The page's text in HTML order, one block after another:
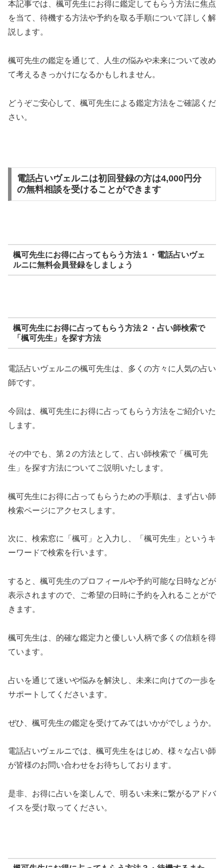
本記事では、楓可先生にお得に鑑定してもらう方法に焦点
を当て、待機する方法や予約を取る手順について詳しく解
説します。
楓可先生の鑑定を通じて、人生の悩みや未来について改め
て考えるきっかけになるかもしれません。
どうぞご安心して、楓可先生による鑑定方法をご確認くだ
さい。
電話占いヴェルニは初回登録の方は4,000円分
の無料相談を受けることができます
楓可先生にお得に占ってもらう方法１・電話占いヴェ
ルニに無料会員登録をしましょう
楓可先生にお得に占ってもらう方法２・占い師検索で
「楓可先生」を探す方法
電話占いヴェルニの楓可先生は、多くの方々に人気の占い
師です。
今回は、楓可先生にお得に占ってもらう方法をご紹介いた
します。
その中でも、第２の方法として、占い師検索で「楓可先
生」を探す方法についてご説明いたします。
楓可先生にお得に占ってもらうための手順は、まず占い師
検索ページにアクセスします。
次に、検索窓に「楓可」と入力し、「楓可先生」というキ
ーワードで検索を行います。
すると、楓可先生のプロフィールや予約可能な日時などが
表示されますので、ご希望の日時に予約を入れることがで
きます。
楓可先生は、的確な鑑定力と優しい人柄で多くの信頼を得
ています。
占いを通じて迷いや悩みを解決し、未来に向けての一歩を
サポートしてくださいます。
ぜひ、楓可先生の鑑定を受けてみてはいかがでしょうか。
電話占いヴェルニでは、楓可先生をはじめ、様々な占い師
が皆様のお問い合わせをお待ちしております。
是非、お得に占いを楽しんで、明るい未来に繋がるアドバ
イスを受け取ってください。